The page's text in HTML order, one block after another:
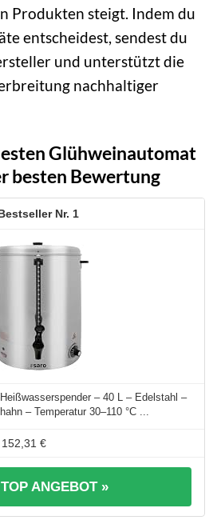
Produkten steigt. Indem du
entscheidest, sendest du
und unterstützt die
nachhaltiger
Glühweinautomat
besten Bewertung
1
– 40 L – Edelstahl –
– Temperatur 30–110 °C ...
152,31 €
ANGEBOT »